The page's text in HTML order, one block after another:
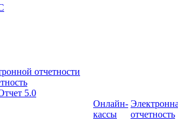
отчетности
5.0
Онлайн-
кассы
отчетность